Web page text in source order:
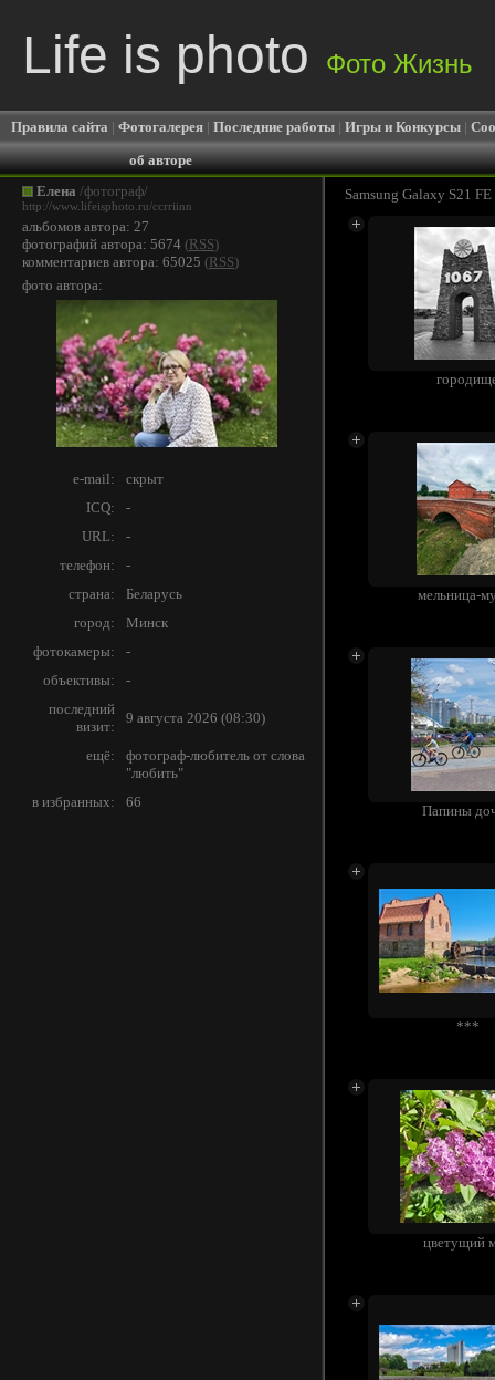
Life is photo Фото Жизнь
Правила сайта | Фотогалерея | Последние работы | Игры и Конкурсы |
об авторе
Елена /фотограф/
http://www.lifeisphoto.ru/ccrriinn
альбомов автора: 27
фотографий автора: 5674 (RSS)
комментариев автора: 65025 (RSS)
фото автора:
e-mail:
скрыт
ICQ:
-
URL:
-
телефон:
-
страна:
Беларусь
город:
Минск
фотокамеры:
-
объективы:
-
последний
визит:
9 августа 2026 (08:30)
ещё:
фотограф-любитель от слова
"любить"
в избранных:
66
Samsung Galaxy S21 FE
мельница-
Папины
***
цветущий